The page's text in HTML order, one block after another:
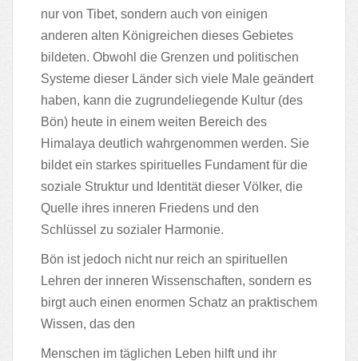
nur von Tibet, sondern auch von einigen
anderen alten Königreichen dieses Gebietes
bildeten. Obwohl die Grenzen und politischen
Systeme dieser Länder sich viele Male geändert
haben, kann die zugrundeliegende Kultur (des
Bön) heute in einem weiten Bereich des
Himalaya deutlich wahrgenommen werden. Sie
bildet ein starkes spirituelles Fundament für die
soziale Struktur und Identitätdieser Völker, die
Quelle ihres inneren Friedens und den
Schlüssel zu sozialer Harmonie.
Bön ist jedoch nicht nur reich an spirituellen
Lehren der inneren Wissenschaften, sondern es
birgt auch einen enormen Schatz an praktischem
Wissen, das den
Menschen im täglichen Leben hilft und ihr